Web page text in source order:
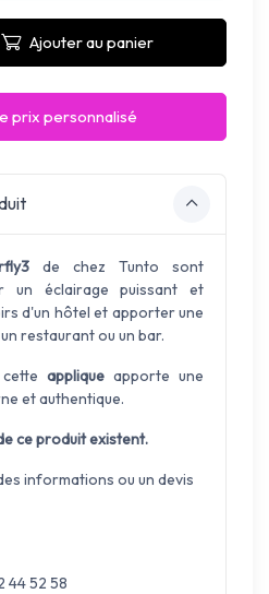
Ajouter au panier
prix personnalisé
de chez Tunto sont
un éclairage puissant et
d'un hôtel et apporter une
restaurant ou un bar.
cetteapplique apporte une
et authentique.
ce produit existent.
informations ou un devis
44 52 58